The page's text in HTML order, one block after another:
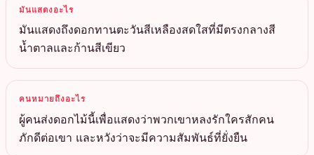
มันแสดงอะไร
มันแสดงถึงดอกทานตะวันสีเหลืองสดใสที่มีตรงกลางสี
น้ำตาลและก้านสีเขียว
คนหมายถึงอะไร
ผู้คนส่งดอกไม้นี้เพื่อแสดงว่าพวกเขาหลงรักใครสักคน
ภักดีต่อเขา และหวังว่าจะมีความสัมพันธ์ที่ยั่งยืน